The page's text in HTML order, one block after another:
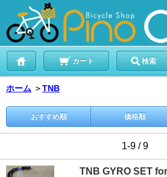
カート 検索
ホーム ＞TNB
おすすめ順 価格順
1-9 / 9
TNB GYRO SET